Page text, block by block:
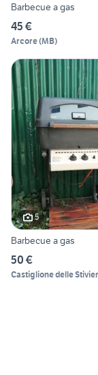
Barbecue a gas
45 €
Arcore(MB)
5
Barbecue a gas
50 €
Castiglione delle